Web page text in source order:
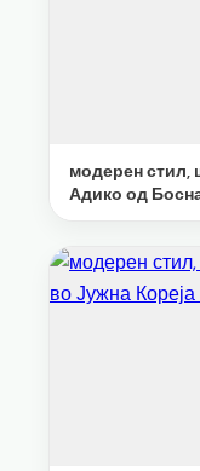
модерен стил,
Адико од